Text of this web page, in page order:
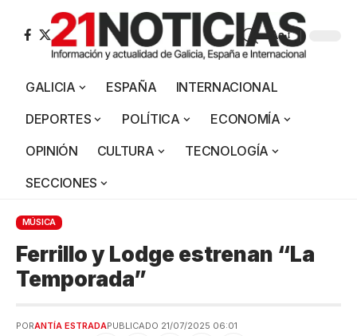
Aa
GALICIA ESPAÑA
INTERNACIONAL
DEPORTES
POLÍTICA
ECONOMÍA
OPINIÓN
CULTURA
TECNOLOGÍA
SECCIONES
MÚSICA
Ferrillo y Lodge estrenan “La
Temporada”
PORANTÍA ESTRADAPUBLICADO 21/07/2025 06:01